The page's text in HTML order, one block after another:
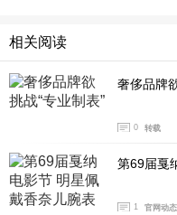
相关阅读
奢侈品牌
0 转载
第69届戛
1 官网动态